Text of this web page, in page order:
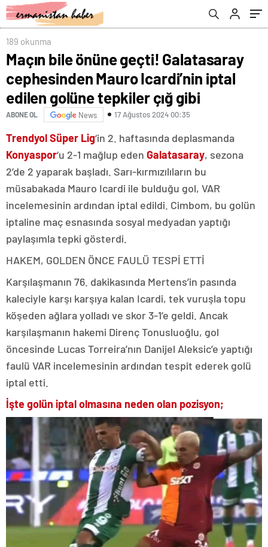
golüne tepkiler çığ gibi
189 okunma
Maçın bile önüne geçti! Galatasaray
cephesinden Mauro Icardi’nin iptal
edilen golüne tepkiler çığ gibi
ABONE OL News 17 Ağustos 2024 00:35
Trendyol Süper Lig‘in 2. haftasında deplasmanda
Konyaspor‘u 2-1 mağlup eden Galatasaray, sezona
2’de 2 yaparak başladı. Sarı-kırmızılıların bu
müsabakada Mauro Icardi ile bulduğu gol, VAR
incelemesinin ardından iptal edildi. Cimbom, bu golün
iptaline maç esnasında sosyal medyadan yaptığı
paylaşımla tepki gösterdi.
HAKEM, GOLDEN ÖNCE FAULÜ TESPİ ETTİ
Karşılaşmanın 76. dakikasında Mertens’in pasında
kaleciyle karşı karşıya kalan Icardi, tek vuruşla topu
köşeden ağlara yolladı ve skor 3-1’e geldi. Ancak
karşılaşmanın hakemi Direnç Tonusluoğlu, gol
öncesinde Lucas Torreira’nın Danijel Aleksic’e yaptığı
faulü VAR incelemesinin ardından tespit ederek golü
iptal etti.
İşte golün iptal olmasına neden olan pozisyon;